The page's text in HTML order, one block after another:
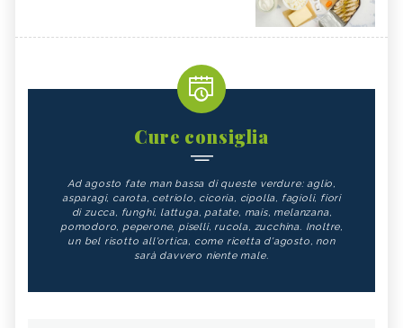
Cure consiglia
Ad agosto fate man bassa di queste verdure: aglio,
asparagi, carota, cetriolo, cicoria, cipolla, fagioli, fiori
di zucca, funghi, lattuga, patate, mais, melanzana,
pomodoro, peperone, piselli, rucola, zucchina. Inoltre,
un bel risotto all'ortica, come ricetta d'agosto, non
sarà davvero niente male.